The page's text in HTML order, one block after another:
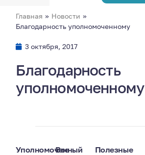
Главная » Новости »
Благодарность уполномоченному
3 октября, 2017
Благодарность
уполномоченному
Уполномоченный
Все
Полезные